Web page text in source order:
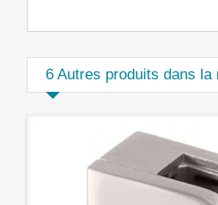
6 Autres produits dans la